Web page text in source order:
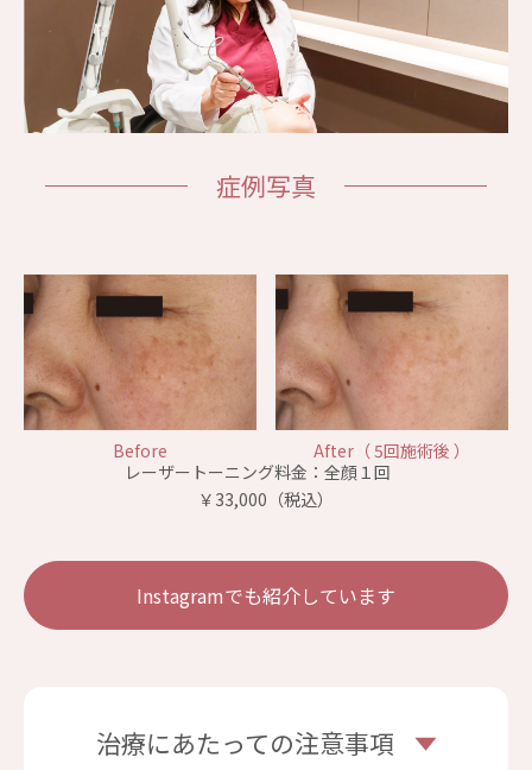
症例写真
Before
After（ 5回施術後 ）
レーザートーニング料金：全顔１回
￥33,000（税込）
Instagramでも紹介しています
治療にあたっての注意事項